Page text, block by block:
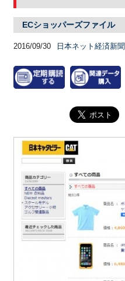
ECショッパーズファイル
2016/09/30 日本ネット経済新聞